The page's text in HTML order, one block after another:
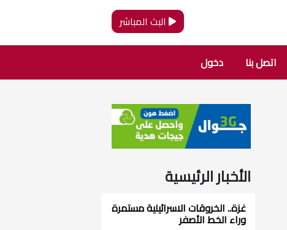
البث المباشر
اتصل بنا دخول
الأخبار الرئيسية
غزة.. الخروقات الاسرائيلية مستمرة
وراء الخط الأصفر